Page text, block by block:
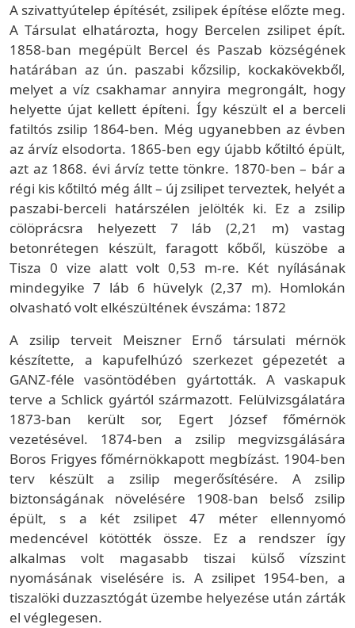
A szivattyútelep építését, zsilipek építése előzte meg.
A Társulat elhatározta, hogy Bercelen zsilipet épít.
1858-ban megépült Bercel és Paszab községének
határában az ún. paszabi kőzsilip, kockakövekből,
melyet a víz csakhamar annyira megrongált, hogy
helyette újat kellett építeni. Így készült el a berceli
fatiltós zsilip 1864-ben. Még ugyanebben az évben
az árvíz elsodorta. 1865-ben egy újabb kőtiltó épült,
azt az 1868. évi árvíz tette tönkre. 1870-ben – bár a
régi kis kőtiltó még állt – új zsilipet terveztek, helyét a
paszabi-berceli határszélen jelölték ki. Ez a zsilip
cölöprácsra helyezett 7 láb (2,21 m) vastag
betonrétegen készült, faragott kőből, küszöbe a
Tisza 0 vize alatt volt 0,53 m-re. Két nyílásának
mindegyike 7 láb 6 hüvelyk (2,37 m). Homlokán
olvasható volt elkészültének évszáma: 1872
A zsilip terveit Meiszner Ernő társulati mérnök
készítette, a kapufelhúzó szerkezet gépezetét a
GANZ-féle vasöntödében gyártották. A vaskapuk
terve a Schlick gyártól származott. Felülvizsgálatára
1873-ban került sor, Egert József főmérnök
vezetésével. 1874-ben a zsilip megvizsgálására
Boros Frigyes főmérnökkapott megbízást. 1904-ben
terv készült a zsilip megerősítésére. A zsilip
biztonságának növelésére 1908-ban belső zsilip
épült, s a két zsilipet 47 méter ellennyomó
medencével kötötték össze. Ez a rendszer így
alkalmas volt magasabb tiszai külső vízszint
nyomásának viselésére is. A zsilipet 1954-ben, a
tiszalöki duzzasztógát üzembe helyezése után zárták
el véglegesen.